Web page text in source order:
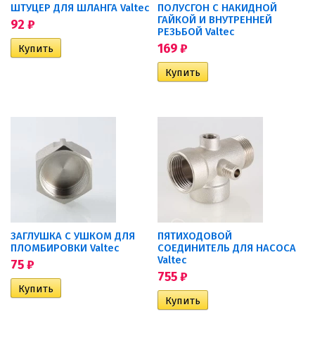
ШТУЦЕР ДЛЯ ШЛАНГА Valtec
92 ₽
ПОЛУСГОН С НАКИДНОЙ
ГАЙКОЙ И ВНУТРЕННЕЙ
РЕЗЬБОЙ Valtec
169₽
ЗАГЛУШКА С УШКОМ ДЛЯ
ПЛОМБИРОВКИ Valtec
75₽
ПЯТИХОДОВОЙ
СОЕДИНИТЕЛЬ ДЛЯ НАСОСА
Valtec
755₽